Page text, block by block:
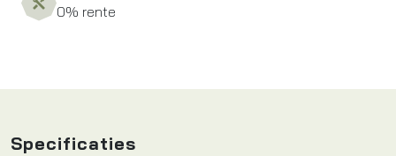
0% rente
Specificaties